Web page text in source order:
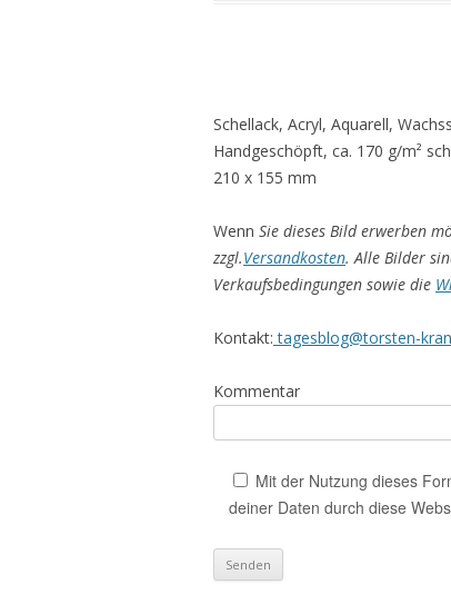
Schellack, Acryl, Aquarell,
Handgeschöpft, ca. 170 g/m²
210 x 155 mm
Wenn Sie dieses Bild erwerben
zzgl.Versandkosten. Alle Bilder
Verkaufsbedingungen sowie die
Kontakt: tagesblog@torsten-
Kommentar
Mit der Nutzung dieses
deiner Daten durch diese